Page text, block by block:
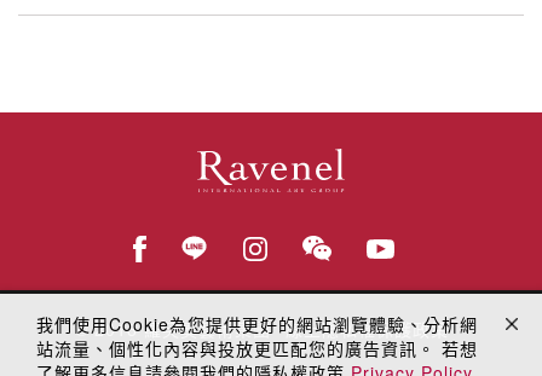
© 2018羅芙奧藝術集團 線上隱私權保護政策
我們使用Cookie為您提供更好的網站瀏覽體驗、分析網
站流量、個性化內容與投放更匹配您的廣告資訊。 若想